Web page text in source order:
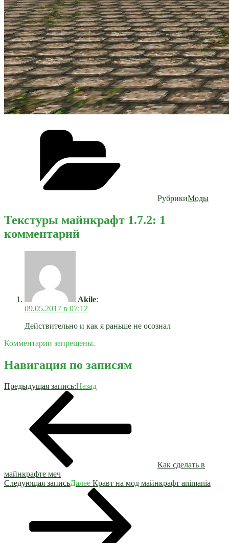
РубрикиМоды
Текстуры майнкрафт 1.7.2: 1
комментарий
Akile:
09.05.2017 в 07:12
Действительно и как я раньше не осознал
Комментарии запрещены.
Навигация по записям
Предыдущая запись:Назад
Как сделать в
майнкрафте меч
Следующая записьДалее Кравт на мод майнкрафт animania